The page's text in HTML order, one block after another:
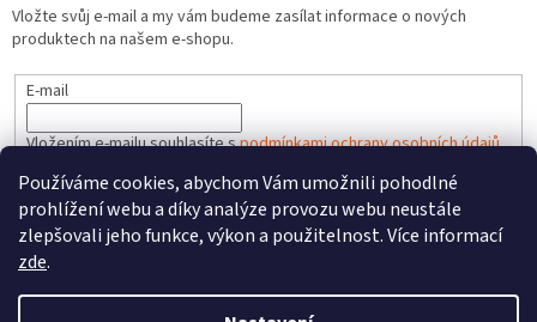
Používáme cookies, abychom Vám umožnili pohodlné
prohlížení webu a díky analýze provozu webu neustále
zlepšovali jeho funkce, výkon a použitelnost. Více informací
zde.
Vložte svůj e-mail a my vám budeme zasílat informace o nových
produktech na našem e-shopu.
E-mail
Vložením e-mailu souhlasíte spodmínkami ochrany osobních údajů
PŘIHLÁSIT SE